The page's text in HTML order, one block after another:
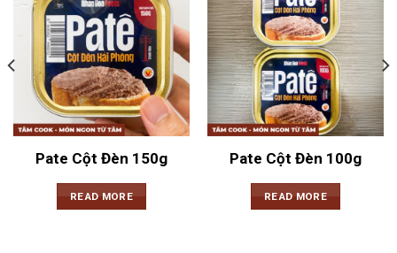
Pate Cột Đèn 150g
READ MORE
Pate Cột Đèn 100g
READ MORE